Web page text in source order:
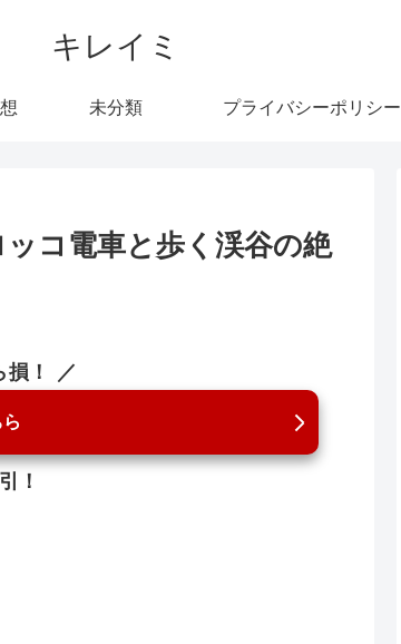
キレイミ
未分類 プライバシーポリシー
コ電車と歩く渓谷の絶
損！ ／
！